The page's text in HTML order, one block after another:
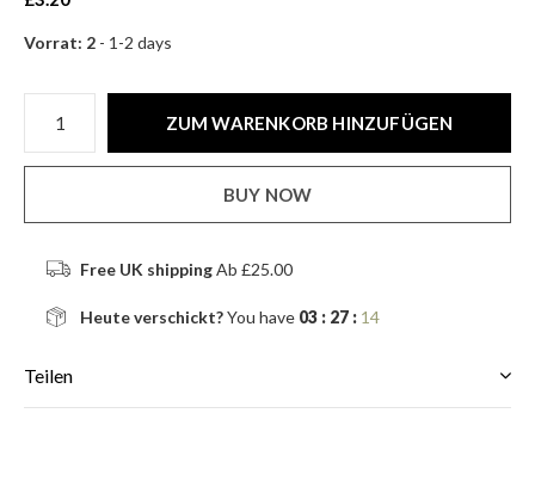
Vorrat: 2 - 1-2 days
ZUM WARENKORB HINZUFÜGEN
BUY NOW
Free UK shippingAb £25.00
Heute verschickt?You have 03 : 27 : 14
Teilen